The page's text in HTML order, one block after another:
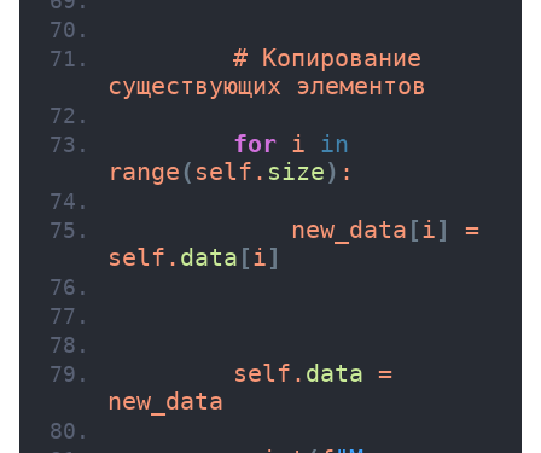
        # Копирование
существующих элементов
for i in
range ( self. size) :
            new_data
[i]
=
self. data [i]
        self.
data =
new_data